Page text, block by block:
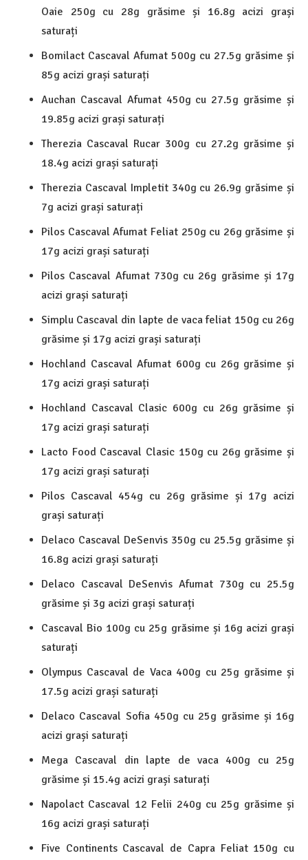
Oaie 250g cu 28g grăsime și 16.8g acizi grași
saturați
Bomilact Cascaval Afumat 500g cu 27.5g grăsime și
85g acizi grași saturați
Auchan Cascaval Afumat 450g cu 27.5g grăsime și
19.85g acizi grași saturați
Therezia Cascaval Rucar 300g cu 27.2g grăsime și
18.4g acizi grași saturați
Therezia Cascaval Impletit 340g cu 26.9g grăsime și
7g acizi grași saturați
Pilos Cascaval Afumat Feliat 250g cu 26g grăsime și
17g acizi grași saturați
Pilos Cascaval Afumat 730g cu 26g grăsime și 17g
acizi grași saturați
Simplu Cascaval din lapte de vaca feliat 150g cu 26g
grăsime și 17g acizi grași saturați
Hochland Cascaval Afumat 600g cu 26g grăsime și
17g acizi grași saturați
Hochland Cascaval Clasic 600g cu 26g grăsime și
17g acizi grași saturați
Lacto Food Cascaval Clasic 150g cu 26g grăsime și
17g acizi grași saturați
Pilos Cascaval 454g cu 26g grăsime și 17g acizi
grași saturați
Delaco Cascaval DeSenvis 350g cu 25.5g grăsime și
16.8g acizi grași saturați
Delaco Cascaval DeSenvis Afumat 730g cu 25.5g
grăsime și 3g acizi grași saturați
Cascaval Bio 100g cu 25g grăsime și 16g acizi grași
saturați
Olympus Cascaval de Vaca 400g cu 25g grăsime și
17.5g acizi grași saturați
Delaco Cascaval Sofia 450g cu 25g grăsime și 16g
acizi grași saturați
Mega Cascaval din lapte de vaca 400g cu 25g
grăsime și 15.4g acizi grași saturați
Napolact Cascaval 12 Felii 240g cu 25g grăsime și
16g acizi grași saturați
Five Continents Cascaval de Capra Feliat 150g cu